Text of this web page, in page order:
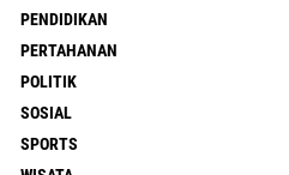
PENDIDIKAN
PERTAHANAN
POLITIK
SOSIAL
SPORTS